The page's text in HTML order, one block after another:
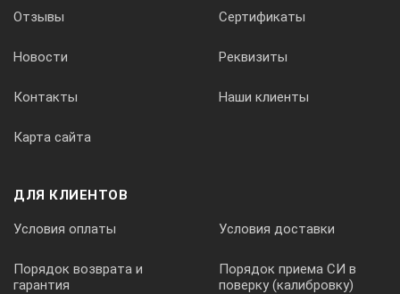
Отзывы Сертификаты
Новости Реквизиты
Контакты Наши клиенты
Карта сайта
ДЛЯ КЛИЕНТОВ
Условия оплаты Условия доставки
Порядок возврата и
гарантия
Порядок приема СИ в
поверку (калибровку)